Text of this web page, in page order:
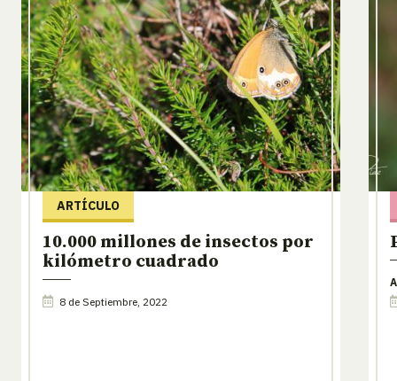
ARTÍCULO
10.000 millones de insectos por
kilómetro cuadrado
8 de Septiembre, 2022